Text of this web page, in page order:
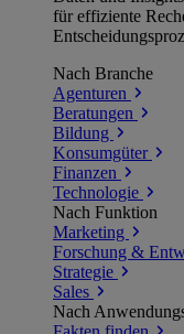
für effiziente
Nach Branche
Agenturen
Beratungen
Bildung
Konsumgüter
Finanzen
Technologie
Nach Funktion
Marketing
Forschung &
Strategie
Sales
Nach